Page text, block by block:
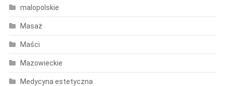
malopolskie
Masaż
Maści
Mazowieckie
Medycyna estetyczna